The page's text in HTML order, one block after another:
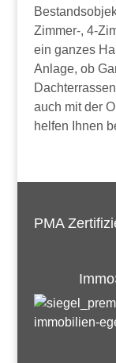
Zimmer-, 4-
ein ganzes
Anlage, ob
auch mit der
helfen Ihnen
PMA